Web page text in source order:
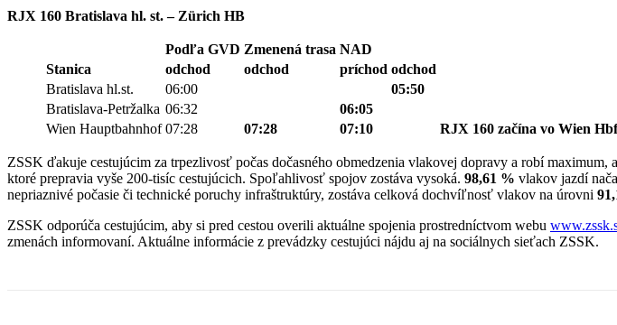
RJX 160 Bratislava hl. st. – Zürich HB
Podľa GVD Zmenená trasa NAD
Stanica
odchod odchod príchod odchod
Bratislava hl.st.
06:00
05:50
Bratislava-Petržalka 06:32
06:05
Wien Hauptbahnhof 07:28 07:28 07:10 RJX 160 začína vo Wien
ZSSK ďakuje cestujúcim za trpezlivosť počas dočasného obmedzenia vlakovej dopravy a robí
ktoré prepravia vyše 200-tisíc cestujúcich. Spoľahlivosť spojov zostáva vysoká. 98,61 % vlakov jazdí
nepriaznivé počasie či technické poruchy infraštruktúry, zostáva celková dochvíľnosť vlakov na úrovni
ZSSK odporúča cestujúcim, aby si pred cestou overili aktuálne spojenia prostredníctvom webu
zmenách informovaní. Aktuálne informácie z prevádzky cestujúci nájdu aj na sociálnych sieťach ZSSK.